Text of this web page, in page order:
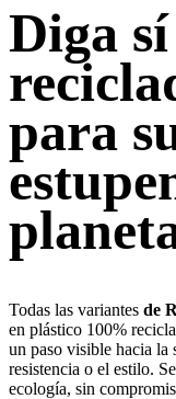
Diga
para
Todas las variantes de
en plástico 100%
un paso visible hacia la
resistencia o el estilo.
ecología, sin